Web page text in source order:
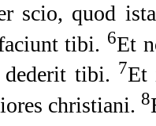
scio, quod
tibi. 6Et
dederit tibi. 7Et
christiani. 8